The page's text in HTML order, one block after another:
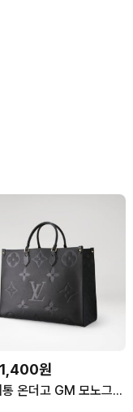
원
루이비통 온더고 GM 모노그램 앙프렝뜨 토트백 블랙 M44925 온더고GM 65041896